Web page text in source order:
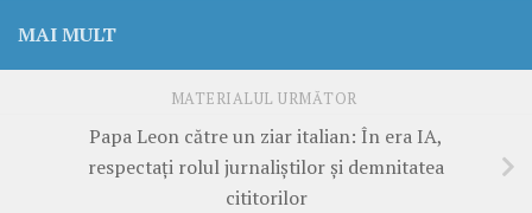
MAI MULT
MATERIALUL URMĂTOR
Papa Leon către un ziar italian: În era IA,
respectați rolul jurnaliștilor și demnitatea
cititorilor